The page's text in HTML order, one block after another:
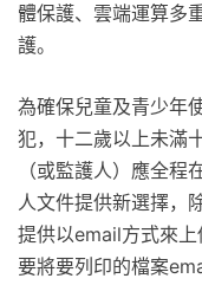
體保護、雲端運算多
護。
為確保兒童及青少年
犯，十二歲以上未滿
（或監護人）應全
人文件提供新選擇，
提供以email方式來
要將要列印的檔案